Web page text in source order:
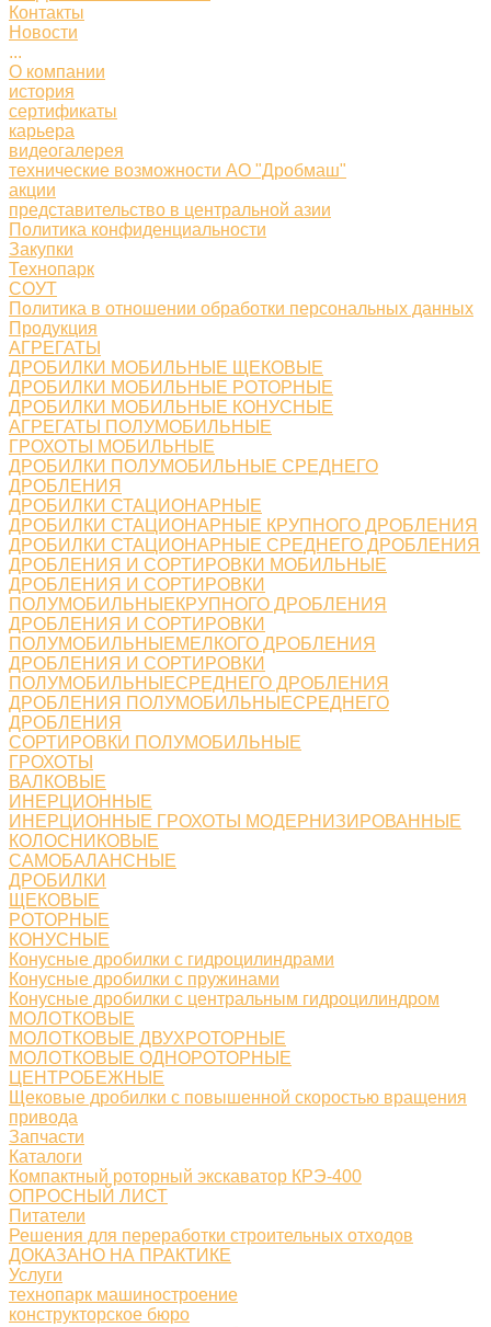
Контакты
Новости
...
О компании
история
сертификаты
карьера
видеогалерея
технические возможности АО "Дробмаш"
акции
представительство в центральной азии
Политика конфиденциальности
Закупки
Технопарк
СОУТ
Политика в отношении обработки персональных данных
Продукция
АГРЕГАТЫ
ДРОБИЛКИ МОБИЛЬНЫЕ ЩЕКОВЫЕ
ДРОБИЛКИ МОБИЛЬНЫЕ РОТОРНЫЕ
ДРОБИЛКИ МОБИЛЬНЫЕ КОНУСНЫЕ
АГРЕГАТЫ ПОЛУМОБИЛЬНЫЕ
ГРОХОТЫ МОБИЛЬНЫЕ
ДРОБИЛКИ ПОЛУМОБИЛЬНЫЕ СРЕДНЕГО
ДРОБЛЕНИЯ
ДРОБИЛКИ СТАЦИОНАРНЫЕ
ДРОБИЛКИ СТАЦИОНАРНЫЕ КРУПНОГО ДРОБЛЕНИЯ
ДРОБИЛКИ СТАЦИОНАРНЫЕ СРЕДНЕГО ДРОБЛЕНИЯ
ДРОБЛЕНИЯ И СОРТИРОВКИ МОБИЛЬНЫЕ
ДРОБЛЕНИЯ И СОРТИРОВКИ
ПОЛУМОБИЛЬНЫЕКРУПНОГО ДРОБЛЕНИЯ
ДРОБЛЕНИЯ И СОРТИРОВКИ
ПОЛУМОБИЛЬНЫЕМЕЛКОГО ДРОБЛЕНИЯ
ДРОБЛЕНИЯ И СОРТИРОВКИ
ПОЛУМОБИЛЬНЫЕСРЕДНЕГО ДРОБЛЕНИЯ
ДРОБЛЕНИЯ ПОЛУМОБИЛЬНЫЕСРЕДНЕГО
ДРОБЛЕНИЯ
СОРТИРОВКИ ПОЛУМОБИЛЬНЫЕ
ГРОХОТЫ
ВАЛКОВЫЕ
ИНЕРЦИОННЫЕ
ИНЕРЦИОННЫЕ ГРОХОТЫ МОДЕРНИЗИРОВАННЫЕ
КОЛОСНИКОВЫЕ
САМОБАЛАНСНЫЕ
ДРОБИЛКИ
ЩЕКОВЫЕ
РОТОРНЫЕ
КОНУСНЫЕ
Конусные дробилки с гидроцилиндрами
Конусные дробилки с пружинами
Конусные дробилки с центральным гидроцилиндром
МОЛОТКОВЫЕ
МОЛОТКОВЫЕ ДВУХРОТОРНЫЕ
МОЛОТКОВЫЕ ОДНОРОТОРНЫЕ
ЦЕНТРОБЕЖНЫЕ
Щековые дробилки с повышенной скоростью вращения
привода
Запчасти
Каталоги
Компактный роторный экскаватор КРЭ-400
ОПРОСНЫЙ ЛИСТ
Питатели
Решения для переработки строительных отходов
ДОКАЗАНО НА ПРАКТИКЕ
Услуги
технопарк машиностроение
конструкторское бюро